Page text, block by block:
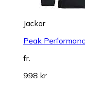
Jackor
Peak
fr.
998 kr